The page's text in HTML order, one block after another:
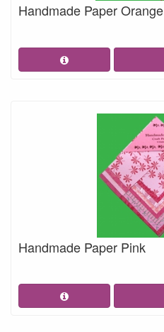
Handmade Paper Orange
Handmade Paper Pink